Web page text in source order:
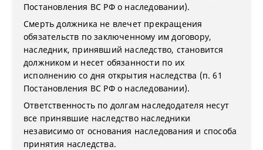
Постановления ВС РФ о наследовании).
Смерть должника не влечет прекращения
обязательств по заключенному им договору,
наследник, принявший наследство, становится
должником и несет обязанности по их
исполнению со дня открытия наследства (п. 61
Постановления ВС РФ о наследовании).
Ответственность по долгам наследодателя несут
все принявшие наследство наследники
независимо от основания наследования и способа
принятия наследства.